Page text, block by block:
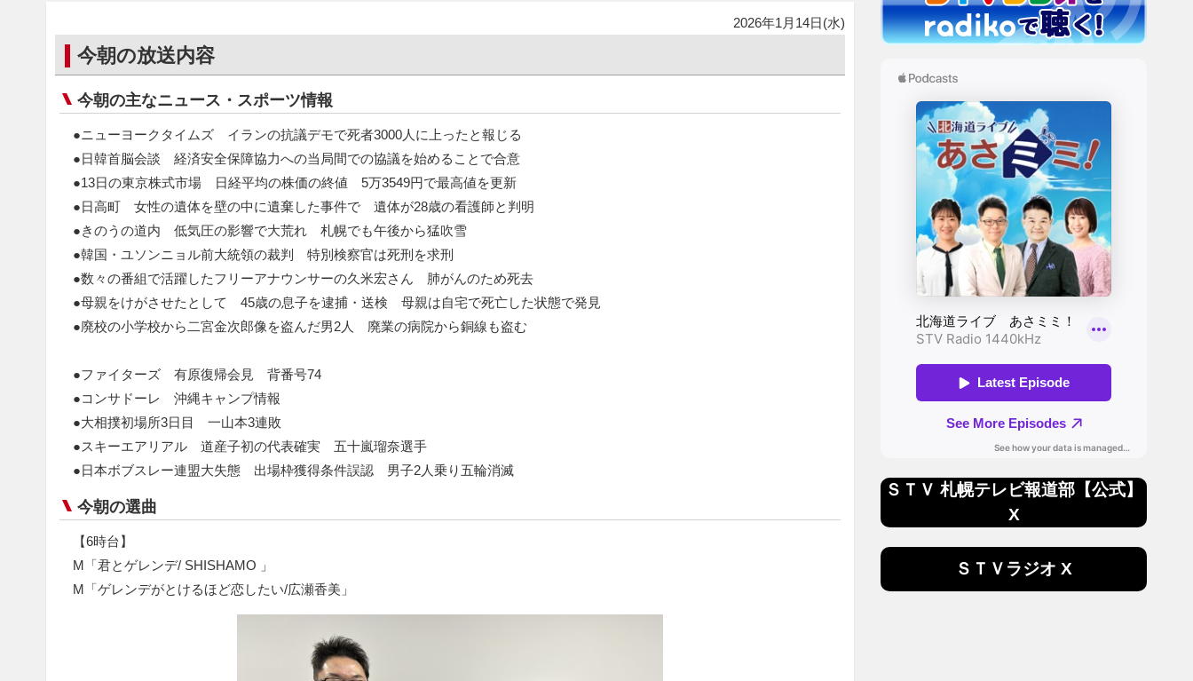
2026年1月14日(水)
今朝の放送内容
今朝の主なニュース・スポーツ情報
●ニューヨークタイムズ イランの抗議デモで死者3000人に上ったと報じる
●日韓首脳会談 経済安全保障協力への当局間での協議を始めることで合意
●13日の東京株式市場 日経平均の株価の終値 5万3549円で最高値を更新
●日高町 女性の遺体を壁の中に遺棄した事件で 遺体が28歳の看護師と判明
●きのうの道内 低気圧の影響で大荒れ 札幌でも午後から猛吹雪
●韓国・ユソンニョル前大統領の裁判 特別検察官は死刑を求刑
●数々の番組で活躍したフリーアナウンサーの久米宏さん 肺がんのため死去
●母親をけがさせたとして 45歳の息子を逮捕・送検 母親は自宅で死亡した状態で発見
●廃校の小学校から二宮金次郎像を盗んだ男2人 廃業の病院から銅線も盗む
●ファイターズ 有原復帰会見 背番号74
●コンサドーレ 沖縄キャンプ情報
●大相撲初場所3日目 一山本3連敗
●スキーエアリアル 道産子初の代表確実 五十嵐瑠奈選手
●日本ボブスレー連盟大失態 出場枠獲得条件誤認 男子2人乗り五輪消滅
今朝の選曲
【6時台】
M「君とゲレンデ/ SHISHAMO 」
M「ゲレンデがとけるほど恋したい/広瀬香美」
ＳＴＶ 札幌テレビ報道部【公式】
X
ＳＴＶラジオ X